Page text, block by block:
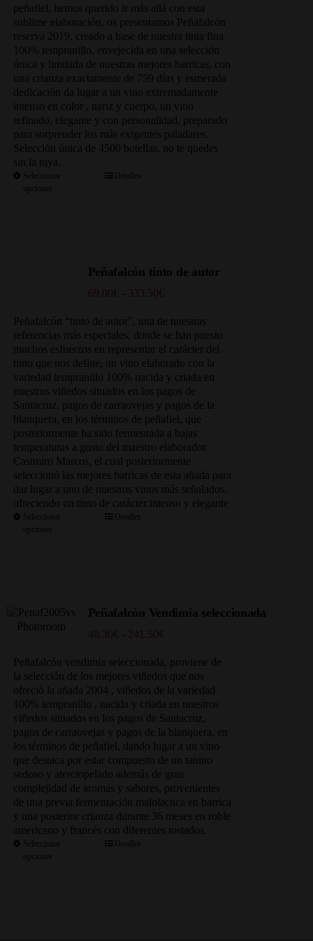
253.00€
peñafiel, hemos querido ir más allá con esta
sublime elaboración, os presentamos Peñafalcón
reserva 2019, creado a base de nuestra tinta fina
100% tempranillo, envejecida en una selección
única y limitada de nuestras mejores barricas, con
una crianza exactamente de 759 días y esmerada
dedicación da lugar a un vino extremadamente
intenso en color , nariz y cuerpo, un vino
refinado, elegante y con personalidad, preparado
para sorprender los más exigentes paladares.
Selección única de 4500 botellas, no te quedes
sin la tuya.
Seleccionar
Detalles
Peñafalcón tinto de autor
69.00€ - 333.50€
precios:
desde
69.00€
hasta
333.50€
Peñafalcón “tinto de autor”, una de nuestras
referencias más especiales, donde se han puesto
muchos esfuerzos en representar el carácter del
tinto que nos define, un vino elaborado con la
variedad tempranillo 100% nacida y criada en
nuestros viñedos situados en los pagos de
Santacruz, pagos de carraovejas y pagos de la
blanquera, en los términos de peñafiel, que
posteriormente ha sido fermentada a bajas
temperaturas a gusto del maestro elaborador
Casimiro Marcos, el cual posteriormente
seleccionó las mejores barricas de esta añada para
dar lugar a uno de nuestros vinos más señalados,
ofreciendo un tinto de carácter intenso y elegante
Seleccionar
Detalles
Peñafalcón Vendimia seleccionada
48.30€ - 241.50€
precios:
desde
48.30€
hasta
241.50€
Peñafalcón vendimia seleccionada, proviene de
la selección de los mejores viñedos que nos
ofreció la añada 2004 , viñedos de la variedad
100% tempranillo , nacida y criada en nuestros
viñedos situados en los pagos de Santacruz,
pagos de carraovejas y pagos de la blanquera, en
los términos de peñafiel, dando lugar a un vino
que destaca por estar compuesto de un tanino
sedoso y aterciopelado además de gran
complejidad de aromas y sabores, provenientes
de una previa fermentación malolactica en barrica
y una posterior crianza durante 36 meses en roble
americano y francés con diferentes tostados.
Seleccionar
Detalles